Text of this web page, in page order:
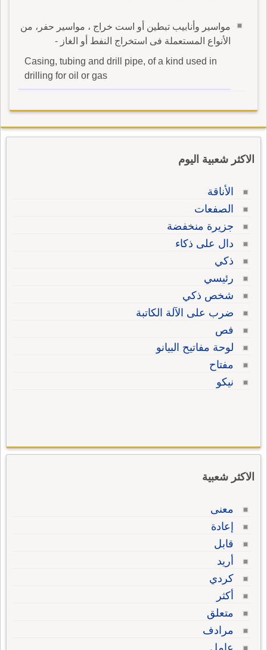
مواسير وأنابيب تبطين أو است خراج ، مواسير حفر، من
الأنواع المستعملة فى استخراج النفط أو الغاز -
Casing, tubing and drill pipe, of a kind used in
drilling for oil or gas
الاكثر شعبية اليوم
الأناقة
الصفعات
جزيرة منخفضة
دال على ذكاء
ذكي
رئيسي
شخص ذكي
ضرب على الآلة الكاتبة
فص
لوحة مفاتيح البيانو
مفتاح
نيكو
الاكثر شعبية
معنى
إعادة
قابل
أريد
كردي
أكثر
متعلق
مرادف